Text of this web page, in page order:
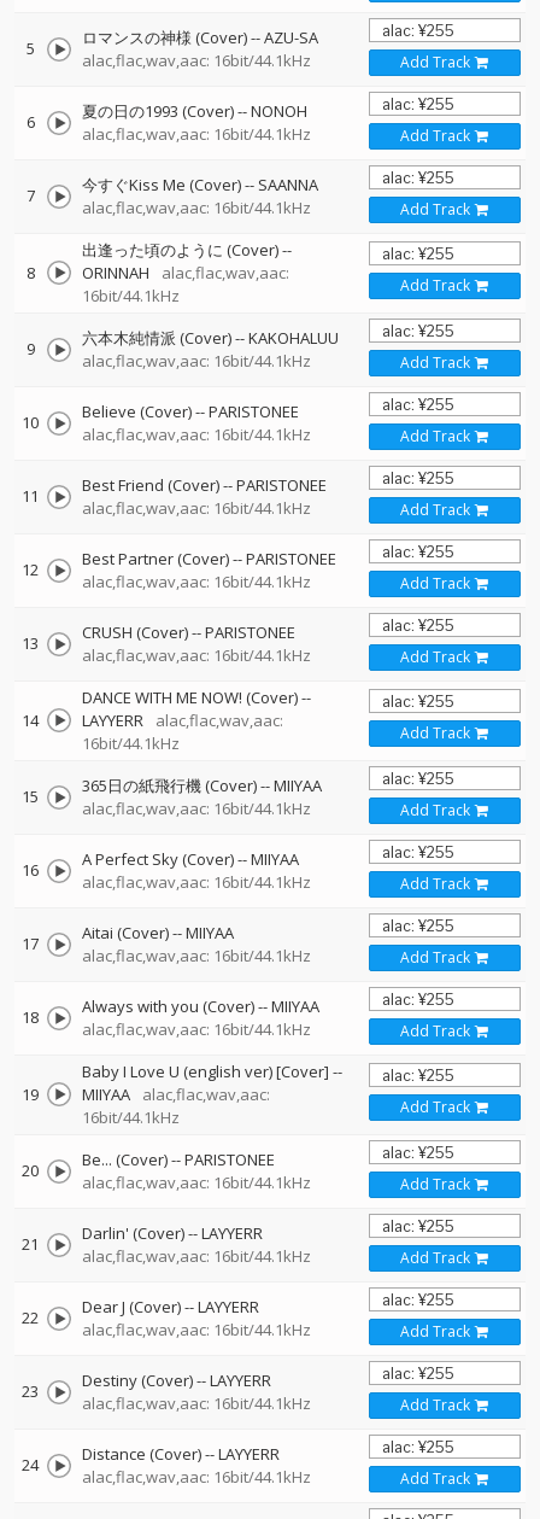
5 ロマンスの神様 (Cover)--AZU-SA
alac,flac,wav,aac: 16bit/44.1kHz
Add Track
6 夏の日の1993 (Cover)--NONOH
alac,flac,wav,aac: 16bit/44.1kHz
Add Track
7 今すぐKiss Me (Cover)-- SAANNA
alac,flac,wav,aac: 16bit/44.1kHz
Add Track
8
出逢った頃のように (Cover)--
ORINNAH
alac,flac,wav,aac:
16bit/44.1kHz
Add Track
9 六本木純情派 (Cover)--KAKOHALUU
alac,flac,wav,aac: 16bit/44.1kHz
Add Track
10 Believe (Cover)--PARISTONEE
alac,flac,wav,aac: 16bit/44.1kHz
Add Track
11 Best Friend (Cover)--PARISTONEE
alac,flac,wav,aac: 16bit/44.1kHz
Add Track
12 Best Partner (Cover)--PARISTONEE
alac,flac,wav,aac: 16bit/44.1kHz
Add Track
13 CRUSH (Cover)--PARISTONEE
alac,flac,wav,aac: 16bit/44.1kHz
Add Track
14
DANCE WITH ME NOW! (Cover)--
LAYYERR
alac,flac,wav,aac:
16bit/44.1kHz
Add Track
15 365日の紙飛行機 (Cover)--MIIYAA
alac,flac,wav,aac: 16bit/44.1kHz
Add Track
16 A Perfect Sky (Cover)--MIIYAA
alac,flac,wav,aac: 16bit/44.1kHz
Add Track
17 Aitai (Cover)--MIIYAA
alac,flac,wav,aac: 16bit/44.1kHz
Add Track
18 Always with you (Cover)--MIIYAA
alac,flac,wav,aac: 16bit/44.1kHz
Add Track
19
Baby I Love U (english ver) [Cover] --
MIIYAA
alac,flac,wav,aac:
16bit/44.1kHz
Add Track
20 Be... (Cover)--PARISTONEE
alac,flac,wav,aac: 16bit/44.1kHz
Add Track
21 Darlin' (Cover)--LAYYERR
alac,flac,wav,aac: 16bit/44.1kHz
Add Track
22 Dear J (Cover)--LAYYERR
alac,flac,wav,aac: 16bit/44.1kHz
Add Track
23 Destiny (Cover)--LAYYERR
alac,flac,wav,aac: 16bit/44.1kHz
Add Track
24 Distance (Cover)--LAYYERR
alac,flac,wav,aac: 16bit/44.1kHz
Add Track